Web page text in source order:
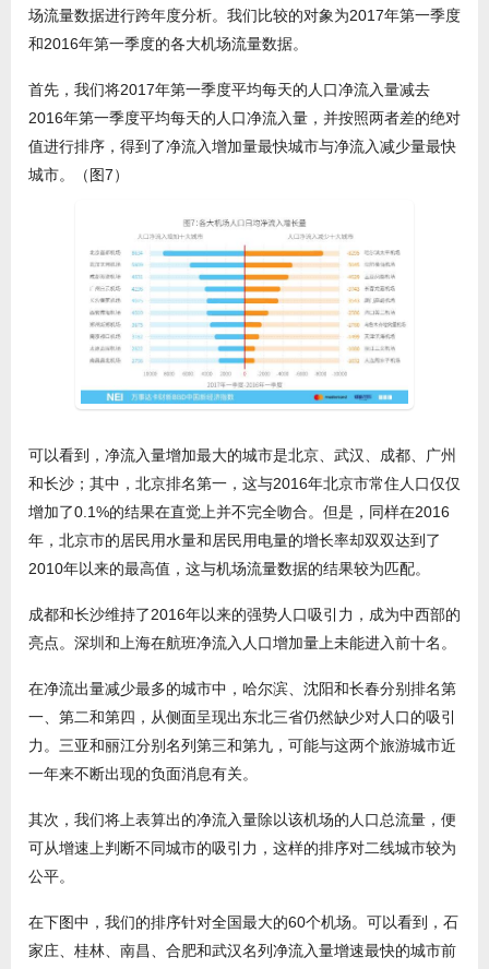
场流量数据进行跨年度分析。我们比较的对象为2017年第一季度
和2016年第一季度的各大机场流量数据。
首先，我们将2017年第一季度平均每天的人口净流入量减去
2016年第一季度平均每天的人口净流入量，并按照两者差的绝对
值进行排序，得到了净流入增加量最快城市与净流入减少量最快
城市。（图7）
可以看到，净流入量增加最大的城市是北京、武汉、成都、广州
和长沙；其中，北京排名第一，这与2016年北京市常住人口仅仅
增加了0.1%的结果在直觉上并不完全吻合。但是，同样在2016
年，北京市的居民用水量和居民用电量的增长率却双双达到了
2010年以来的最高值，这与机场流量数据的结果较为匹配。
成都和长沙维持了2016年以来的强势人口吸引力，成为中西部的
亮点。深圳和上海在航班净流入人口增加量上未能进入前十名。
在净流出量减少最多的城市中，哈尔滨、沈阳和长春分别排名第
一、第二和第四，从侧面呈现出东北三省仍然缺少对人口的吸引
力。三亚和丽江分别名列第三和第九，可能与这两个旅游城市近
一年来不断出现的负面消息有关。
其次，我们将上表算出的净流入量除以该机场的人口总流量，便
可从增速上判断不同城市的吸引力，这样的排序对二线城市较为
公平。
在下图中，我们的排序针对全国最大的60个机场。可以看到，石
家庄、桂林、南昌、合肥和武汉名列净流入量增速最快的城市前